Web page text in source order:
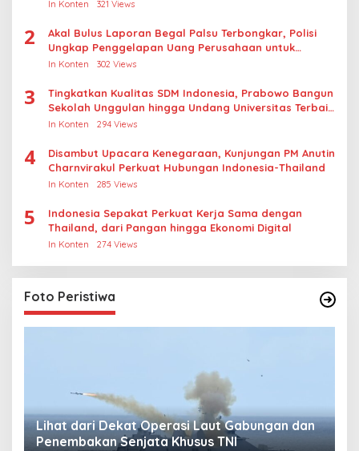
In Konten 321 Views
2
Akal Bulus Laporan Begal Palsu Terbongkar, Polisi
Ungkap Penggelapan Uang Perusahaan untuk
Crypto
In Konten 302 Views
3
Tingkatkan Kualitas SDM Indonesia, Prabowo Bangun
Sekolah Unggulan hingga Undang Universitas Terbaik
Dunia
In Konten 294 Views
4
Disambut Upacara Kenegaraan, Kunjungan PM Anutin
Charnvirakul Perkuat Hubungan Indonesia-Thailand
In Konten 285 Views
5
Indonesia Sepakat Perkuat Kerja Sama dengan
Thailand, dari Pangan hingga Ekonomi Digital
In Konten 274 Views
Foto Peristiwa
Lihat dari Dekat Operasi Laut Gabungan dan
Penembakan Senjata Khusus TNI